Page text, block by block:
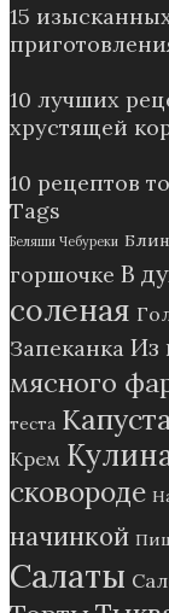
15
10 лучших
хрустящей
10 рецептов
Tags
Беляши Чебуреки
горшочке В
соленая
Запеканка Из
мясного
теста Капуста
Крем
сковороде
начинкой
Салаты